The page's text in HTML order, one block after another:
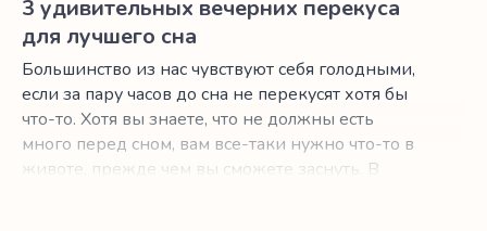
3 удивительных вечерних перекуса
для лучшего сна
Большинство из нас чувствуют себя голодными,
если за пару часов до сна не перекусят хотя бы
что-то. Хотя вы знаете, что не должны есть
много перед сном, вам все-таки нужно что-то в
животе, прежде чем вы сможете заснуть. В